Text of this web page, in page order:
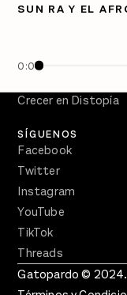
SUN RA Y EL
0:00
Directorio
Semanario
Crecer en Distopía
SÍGUENOS
Facebook
Twitter
Instagram
YouTube
TikTok
Threads
Gatopardo © 2024.